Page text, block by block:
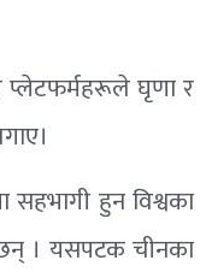
प्लेटफर्महरूले घृणा र
सहभागी हुन विश्वका
। यसपटक चीनका